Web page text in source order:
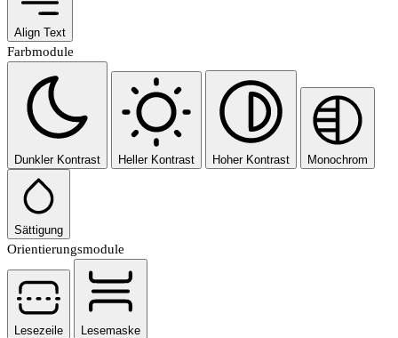
Align Text
Farbmodule
Dunkler Kontrast Heller Kontrast Hoher Kontrast Monochrom
Sättigung
Orientierungsmodule
Lesezeile
Lesemaske